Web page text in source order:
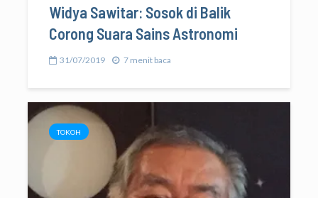
Widya Sawitar: Sosok di Balik
Corong Suara Sains Astronomi
31/07/2019 7 menit baca
TOKOH